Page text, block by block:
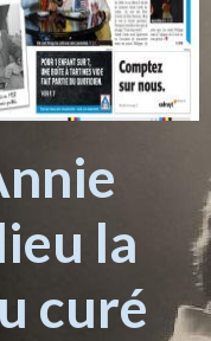
la
curé